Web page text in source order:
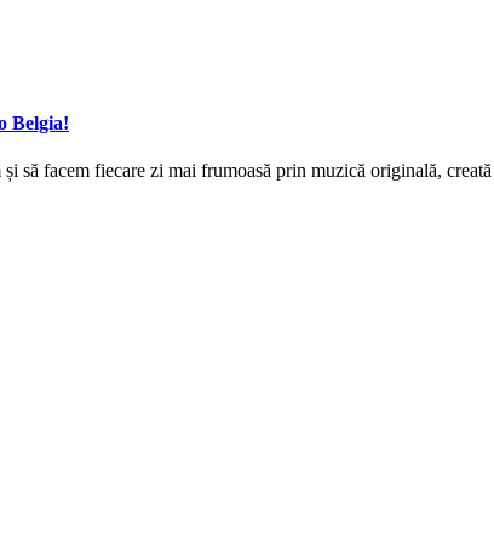
Belgia!
să facem fiecare zi mai frumoasă prin muzică originală,